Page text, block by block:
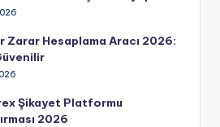
Zarar Hesaplama Aracı 2026:
Şikayet Platformu
2026